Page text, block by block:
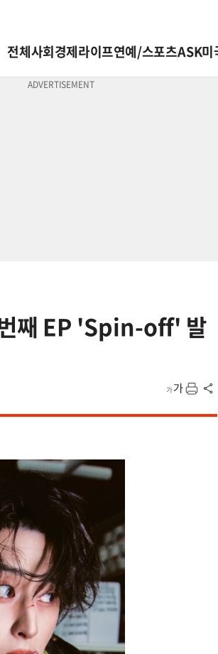
전체사회경제라이프연예/스포츠ASK미
째 EP 'Spin-off' 발